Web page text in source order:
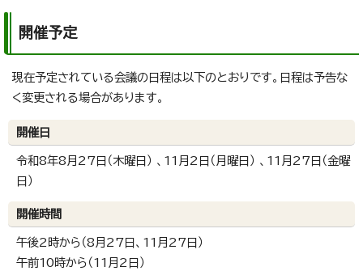
開催予定
現在予定されている会議の日程は以下のとおりです。日程は予告な
く変更される場合があります。
開催日
令和8年8月27日（木曜日） 、11月2日（月曜日） 、11月27日（金曜
日）
開催時間
午後2時から（8月27日、11月27日）
午前10時から（11月2日）